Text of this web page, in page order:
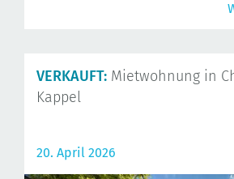
VERKAUFT: Mietwohnung in
Kappel
20. April 2026